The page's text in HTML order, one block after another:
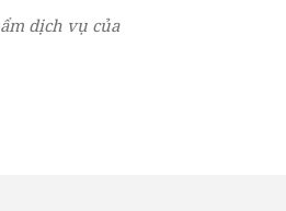
dịch vụ của